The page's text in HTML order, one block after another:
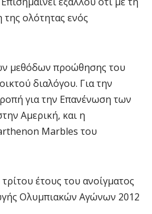
ολότητας ενός
μεθόδων προώθησης του
διαλόγου. Για την
για την Επανένωση των
Αμερική, και η
Marbles του
έτους του ανοίγματος
Ολυμπιακών Αγώνων 2012